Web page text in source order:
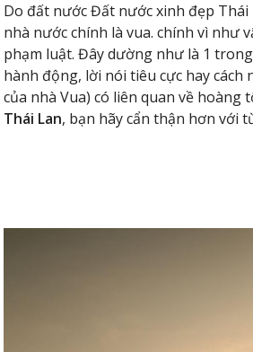
Do đất nước Đất nước xinh đẹp
nhà nước chính là vua. chính vì như
phạm luật. Đây dường như là 1
hành động, lời nói tiêu cực hay
của nhà Vua) có liên quan về hoàng
Thái Lan, bạn hãy cẩn thận hơn với